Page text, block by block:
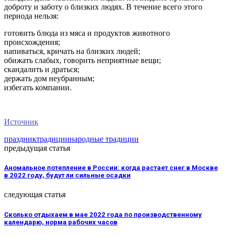
доброту и заботу о близких людях. В течение всего этого
периода нельзя:
готовить блюда из мяса и продуктов животного
происхождения;
напиваться, кричать на близких людей;
обижать слабых, говорить неприятные вещи;
скандалить и драться;
держать дом неубранным;
избегать компании.
Источник
праздниктрадициинародные традиции
предыдущая статья
Аномальное потепление в России: когда растает снег в Москве
в 2022 году, будут ли сильные осадки
следующая статья
Сколько отдыхаем в мае 2022 года по производственному
календарю, норма рабочих часов